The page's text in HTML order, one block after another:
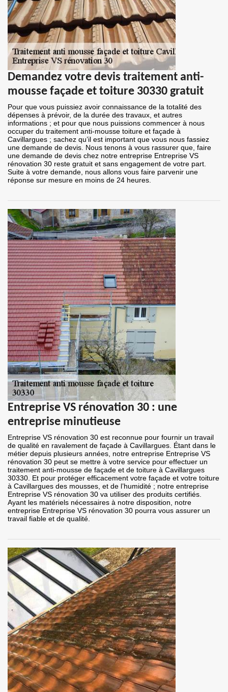
Demandez votre devis traitement anti-
mousse façade et toiture 30330 gratuit
Pour que vous puissiez avoir connaissance de la totalité des
dépenses à prévoir, de la durée des travaux, et autres
informations ; et pour que nous puissions commencer à nous
occuper du traitement anti-mousse toiture et façade à
Cavillargues ; sachez qu’il est important que vous nous fassiez
une demande de devis. Nous tenons à vous rassurer que, faire
une demande de devis chez notre entreprise Entreprise VS
rénovation 30 reste gratuit et sans engagement de votre part.
Suite à votre demande, nous allons vous faire parvenir une
réponse sur mesure en moins de 24 heures.
Entreprise VS rénovation 30 : une
entreprise minutieuse
Entreprise VS rénovation 30 est reconnue pour fournir un travail
de qualité en ravalement de façade à Cavillargues. Étant dans le
métier depuis plusieurs années, notre entreprise Entreprise VS
rénovation 30 peut se mettre à votre service pour effectuer un
traitement anti-mousse de façade et de toiture à Cavillargues
30330. Et pour protéger efficacement votre façade et votre toiture
à Cavillargues des mousses, et de l’humidité ; notre entreprise
Entreprise VS rénovation 30 va utiliser des produits certifiés.
Ayant les matériels nécessaires à notre disposition, notre
entreprise Entreprise VS rénovation 30 pourra vous assurer un
travail fiable et de qualité.